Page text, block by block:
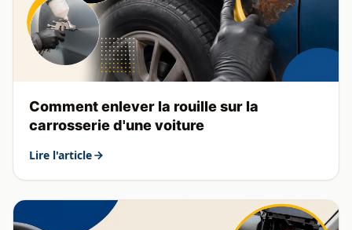
Comment enlever la rouille sur la
carrosserie d'une voiture
Lire l'article